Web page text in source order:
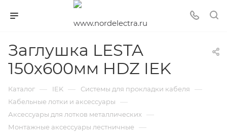
Заглушка LESTA
150х600мм HDZ IEK
Каталог — IEK — Системы для прокладки кабеля —
Кабельные лотки и аксессуары —
Аксессуары для лотков металлических —
Монтажные аксессуары лестничные —